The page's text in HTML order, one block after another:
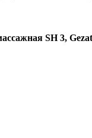
SH 3,